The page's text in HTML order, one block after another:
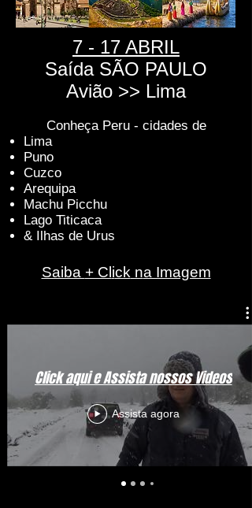
7 - 17 ABRIL
Saída SÃO PAULO
Avião >> Lima
Conheça Peru - cidades de
Lima
Puno
Cuzco
Arequipa
Machu Picchu
Lago Titicaca
& Ilhas de Urus
Saiba + Cl ick na Imagem
Click aqui e Assista nossos Videos
Assista agora